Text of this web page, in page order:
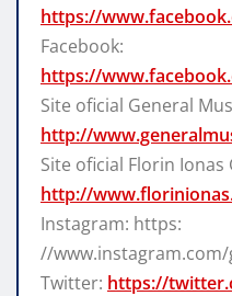
https://
Facebook:
https://
Site oficial General
http://
Site oficial Florin Ionas
http://
Instagram: https:
//
Twitter: https://